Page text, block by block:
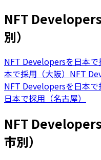
NFT
別）
NFT Developersを日本で
本で採用（大阪） NFT
NFT Developersを日本で
日本で採用（名古屋）
NFT
市別）